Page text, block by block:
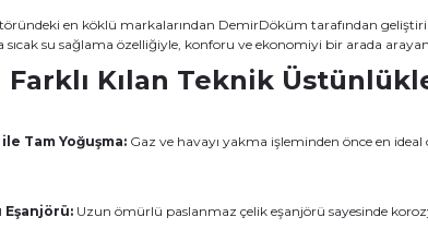
en köklü markalarından DemirDöküm tarafından
sıcak su sağlama özelliğiyle, konforu ve ekonomiyi bir arada
Farklı Kılan Teknik
Tam Yoğuşma: Gaz ve havayı yakma işleminden önce en
Eşanjörü: Uzun ömürlü paslanmaz çelik eşanjörü sayesinde